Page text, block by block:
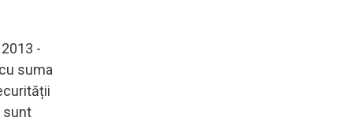
-
suma
sunt